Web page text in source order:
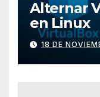
Alternar
en Linux
18 DE